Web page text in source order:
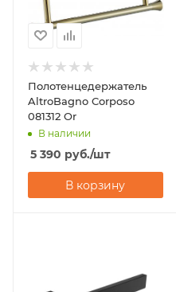
Полотенцедержатель
AltroBagno Corposo
081312 Or
В наличии
5 390 руб./шт
В корзину